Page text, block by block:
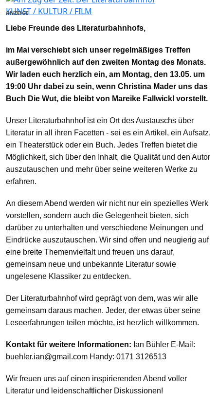
KUNST / KULTUR / FILM
ANZEIGE
Liebe Freunde des Literaturbahnhofs,
im Mai verschiebt sich unser regelmäßiges Treffen
außergewöhnlich auf den zweiten Montag des Monats.
Wir laden euch herzlich ein, am Montag, den 13.05. um
19:00 Uhr dabei zu sein, wenn Christina Mader uns das
Buch Die Wut, die bleibt von Mareike Fallwickl vorstellt.
Unser Literaturbahnhof ist ein Ort des Austauschs über
Literatur in all ihren Facetten - sei es ein Artikel, ein Aufsatz,
ein Theaterstück oder ein Buch. Jedes Treffen bietet die
Möglichkeit, sich über den Inhalt, die Qualität und den Autor
auszutauschen und mehr über seine weiteren Werke zu
erfahren.
An diesem Abend werden wir nicht nur ein spezielles Werk
vorstellen, sondern auch die Gelegenheit bieten, sich
darüber zu unterhalten und verschiedene Meinungen und
Eindrücke auszutauschen. Wir sind offen und neugierig auf
eine breite Themenvielfalt und freuen uns darauf,
gemeinsam neue und unbekannte Literatur sowie
ungelesene Klassiker zu entdecken.
Der Literaturbahnhof wird geprägt von dem, was wir alle
gemeinsam daraus machen. Jeder, der etwas über seine
Leseerfahrungen teilen möchte, ist herzlich willkommen.
Kontakt für weitere Informationen: Ian Bühler E-Mail:
buehler.ian@gmail.com Handy: 0171 3126513
Wir freuen uns auf einen inspirierenden Abend voller
Literatur und leidenschaftlicher Diskussionen!